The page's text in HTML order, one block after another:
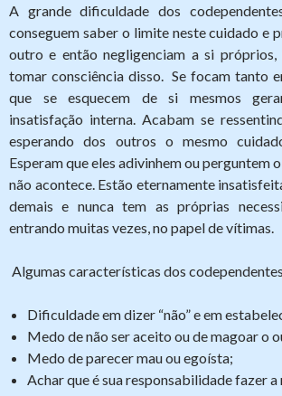
A grande dificuldade dos
conseguem saber o limite neste cuidado e
outro e então negligenciam a si próprios,
tomar consciência disso. Se focam tanto
que se esquecem de si mesmos
insatisfação interna. Acabam se
esperando dos outros o mesmo
Esperam que eles adivinhem ou perguntem
não acontece. Estão eternamente
demais e nunca tem as próprias
entrando muitas vezes, no papel de vítimas.
Algumas características dos
Dificuldade em dizer “não” e em
Medo de não ser aceito ou de magoar o
Medo de parecer mau ou egoísta;
Achar que é sua responsabilidade fazer